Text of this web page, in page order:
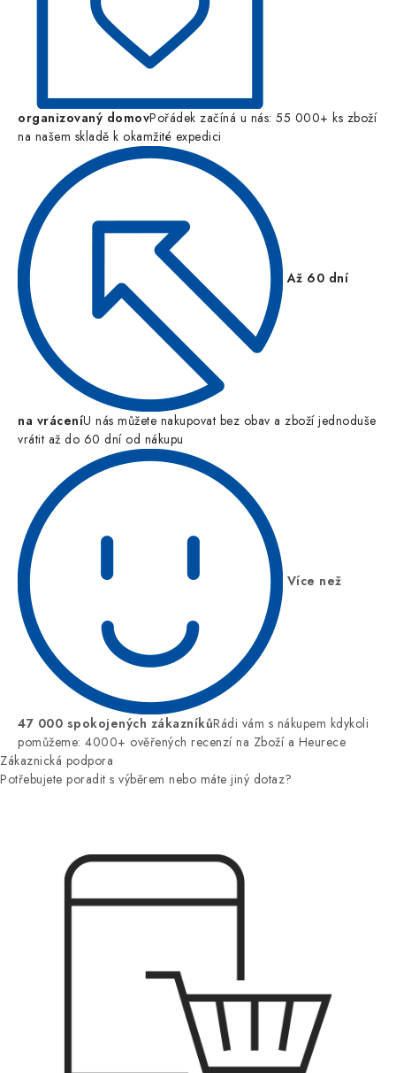
organizovaný domovPořádek začíná u nás: 55 000+ ks zboží
na našem skladě k okamžité expedici
Až 60 dní
na vráceníU nás můžete nakupovat bez obav a zboží jednoduše
vrátit až do 60 dní od nákupu
Více než
47 000 spokojených zákazníkůRádi vám s nákupem kdykoli
pomůžeme: 4000+ ověřených recenzí na Zboží a Heurece
Zákaznická podpora
Potřebujete poradit s výběrem nebo máte jiný dotaz?